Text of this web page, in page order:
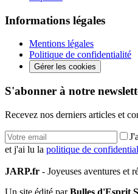
Informations légales
Mentions légales
Politique de confidentialité
Gérer les cookies
S'abonner à notre
Recevez nos derniers articles et
et j'ai lu la politique de
JARP.fr - Joyeuses aventures et
Un site édité parBulles d'Esprit